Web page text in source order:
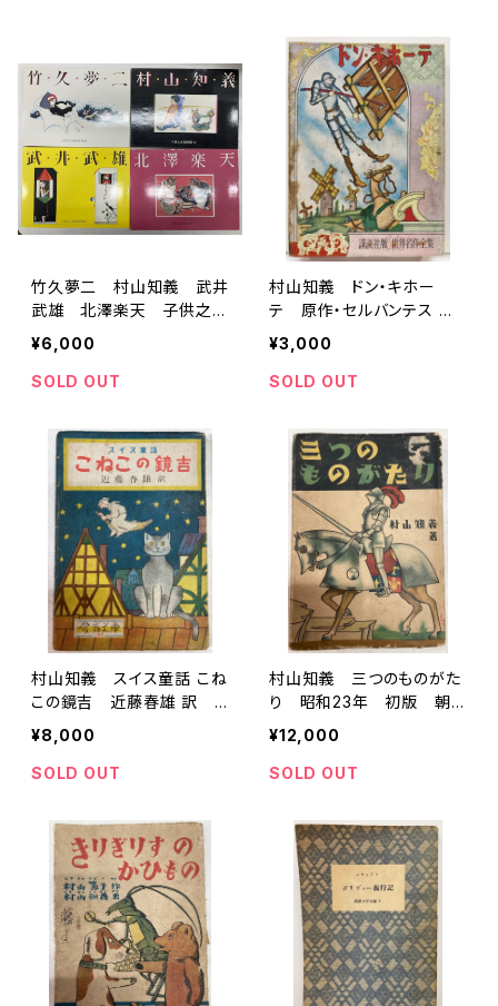
竹久夢二 村山知義 武井
武雄 北澤楽天 子供之友
原画集 全４巻 1986年
函 婦人之友社
¥6,000
SOLD OUT
村山知義 ドン・キホー
テ 原作・セルバンテス 那
須辰造 世界名作全集36
昭和27年再版（1952）
講談社
¥3,000
SOLD OUT
村山知義 スイス童話 こね
この鏡吉 近藤春雄 訳
昭和24年 初版 愛育社
¥8,000
SOLD OUT
村山知義 三つのものがた
り 昭和23年 初版 朝
日新聞社
¥12,000
SOLD OUT